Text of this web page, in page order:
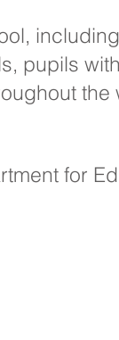
including
pupils
the
for